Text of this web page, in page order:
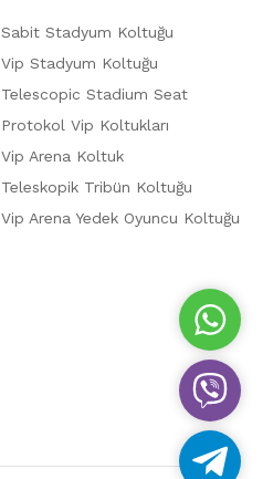
Sabit Stadyum Koltuğu
Vip Stadyum Koltuğu
Telescopic Stadium Seat
Protokol Vip Koltukları
Vip Arena Koltuk
Teleskopik Tribün Koltuğu
Vip Arena Yedek Oyuncu Koltuğu
W
h
a
t
s
A
p
V
i
b
e
T